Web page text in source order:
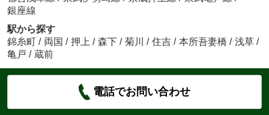
銀座線
駅から探す
錦糸町 / 両国 / 押上 / 森下 / 菊川 / 住吉 / 本所吾妻橋 / 浅草 /
亀戸 / 蔵前
電話でお問い合わせ